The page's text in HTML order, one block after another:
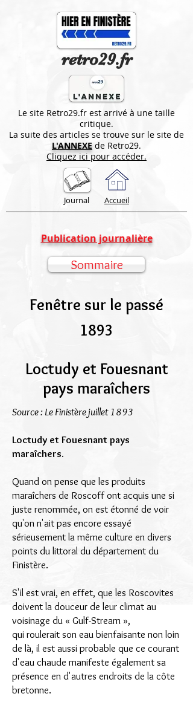
retro29.fr
Le site Retro29.fr est arrivé à une taille
critique.
La suite des articles se trouve sur le site de
L'ANNEXE de Retro29.
Cliquez ici pour accéder.
Journal Accueil
Publication journalière
Fenêtre sur le passé
1893
Loctudy et Fouesnant
pays maraîchers
Sommaire
Source : Le Finistère juillet 1893
Loctudy et Fouesnant pays
maraîchers.
Quand on pense que les produits
maraîchers de Roscoff ont acquis une si
juste renommée, on est étonné de voir
qu'on n'ait pas encore essayé
sérieusement la même culture en divers
points du littoral du département du
Finistère.
S'il est vrai, en effet, que les Roscovites
doivent la douceur de leur climat au
voisinage du « Gulf-Stream »,
qui roulerait son eau bienfaisante non loin
de là, il est aussi probable que ce courant
d'eau chaude manifeste également sa
présence en d'autres endroits de la côte
bretonne.